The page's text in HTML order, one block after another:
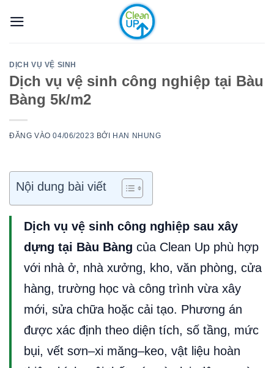
qua
DỊCH VỤ VỆ SINH
Dịch vụ vệ sinh công nghiệp tại Bàu
Bàng 5k/m2
ĐĂNG VÀO04/06/2023 BỞI HAN NHUNG
Nội dung bài viết
Dịch vụ vệ sinh công nghiệp sau xây
dựng tại Bàu Bàng của Clean Up phù hợp
với nhà ở, nhà xưởng, kho, văn phòng, cửa
hàng, trường học và công trình vừa xây
mới, sửa chữa hoặc cải tạo. Phương án
được xác định theo diện tích, số tầng, mức
bụi, vết sơn–xi măng–keo, vật liệu hoàn